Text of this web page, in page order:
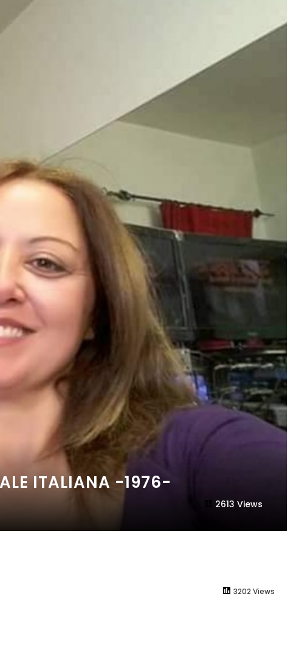
ITALIANA -1976-
2613 Views
3202 Views